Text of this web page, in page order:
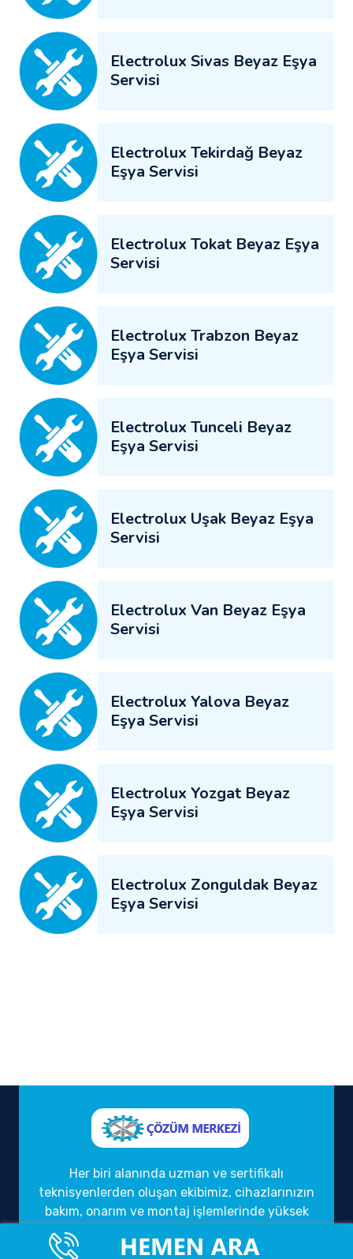
Electrolux Sivas Beyaz Eşya
Servisi
Electrolux Tekirdağ Beyaz
Eşya Servisi
Electrolux Tokat Beyaz Eşya
Servisi
Electrolux Trabzon Beyaz
Eşya Servisi
Electrolux Tunceli Beyaz
Eşya Servisi
Electrolux Uşak Beyaz Eşya
Servisi
Electrolux Van Beyaz Eşya
Servisi
Electrolux Yalova Beyaz
Eşya Servisi
Electrolux Yozgat Beyaz
Eşya Servisi
Electrolux Zonguldak Beyaz
Eşya Servisi
Her biri alanında uzman ve sertifikalı
teknisyenlerden oluşan ekibimiz, cihazlarınızın
bakım, onarım ve montaj işlemlerinde yüksek
kalite standartlarını gözetmektedir. Kaliteli
hizmet anlayışımızı, müşteri memnuniyeti ve